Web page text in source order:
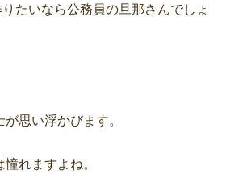
たいなら公務員の旦那さんでしょ
思い浮かびます。
れますよね。